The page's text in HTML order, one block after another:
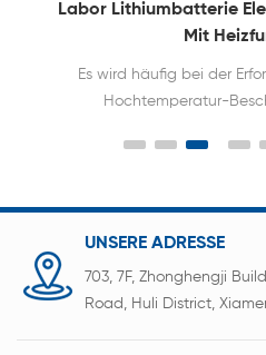
Labor Lithiumbatterie
Mit
Es wird häufig bei der
Hochtemperatur-
und Technologie für
UNSERE ADRESSE
703, 7F, Zhonghengji
Road, Huli District,